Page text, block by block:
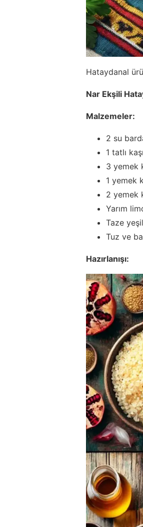
Hataydanal
Nar Ekşili
Malzemeler:
2 su
1 tatlı
3 yemek
1 yemek
2 yemek
Yarım
Taze
Tuz ve
Hazırlanışı: